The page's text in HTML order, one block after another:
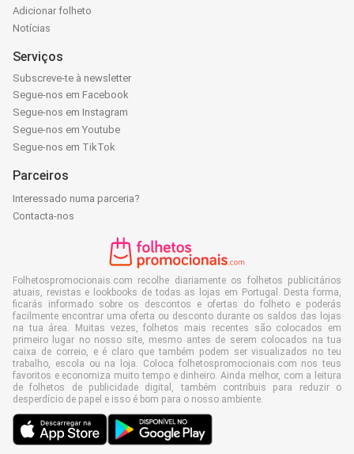
Adicionar folheto
Notícias
Serviços
Subscreve-te à newsletter
Segue-nos em Facebook
Segue-nos em Instagram
Segue-nos em Youtube
Segue-nos em TikTok
Parceiros
Interessado numa parceria?
Contacta-nos
Folhetospromocionais.com recolhe diariamente os folhetos publicitários
atuais, revistas e lookbooks de todas as lojas em Portugal. Desta forma,
ficarás informado sobre os descontos e ofertas do folheto e poderás
facilmente encontrar uma oferta ou desconto durante os saldos das lojas
na tua área. Muitas vezes, folhetos mais recentes são colocados em
primeiro lugar no nosso site, mesmo antes de serem colocados na tua
caixa de correio, e é claro que também podem ser visualizados no teu
trabalho, escola ou na loja. Coloca folhetospromocionais.com nos teus
favoritos e economiza muito tempo e dinheiro. Ainda melhor, com a leitura
de folhetos de publicidade digital, também contribuis para reduzir o
desperdício de papel e isso é bom para o nosso ambiente.